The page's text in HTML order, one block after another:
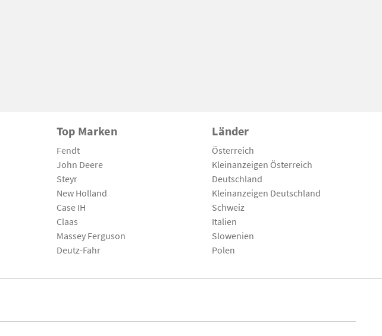
Top Marken
Fendt
John Deere
Steyr
New Holland
Case IH
Claas
Massey Ferguson
Deutz-Fahr
Länder
Österreich
Kleinanzeigen Österreich
Deutschland
Kleinanzeigen Deutschland
Schweiz
Italien
Slowenien
Polen